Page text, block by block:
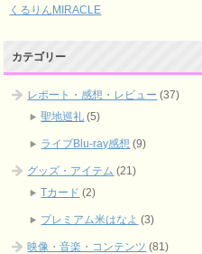
くるりんMIRACLE
カテゴリー
レポート・感想・レビュー (37)
聖地巡礼 (5)
ライブBlu-ray感想 (9)
グッズ・アイテム (21)
Tカード (2)
プレミアム米はなよ (3)
映像・音楽・コンテンツ (81)